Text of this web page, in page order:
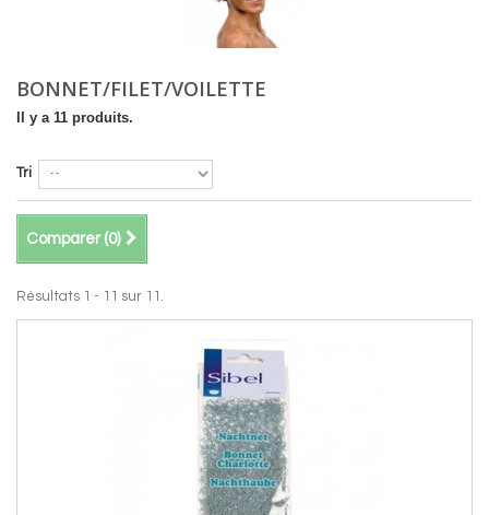
BONNET/FILET/VOILETTE
Il y a 11 produits.
Tri
Comparer (0)
Résultats 1 - 11 sur 11.